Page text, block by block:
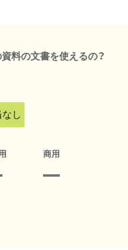
料の文書を使えるの？
し
商用